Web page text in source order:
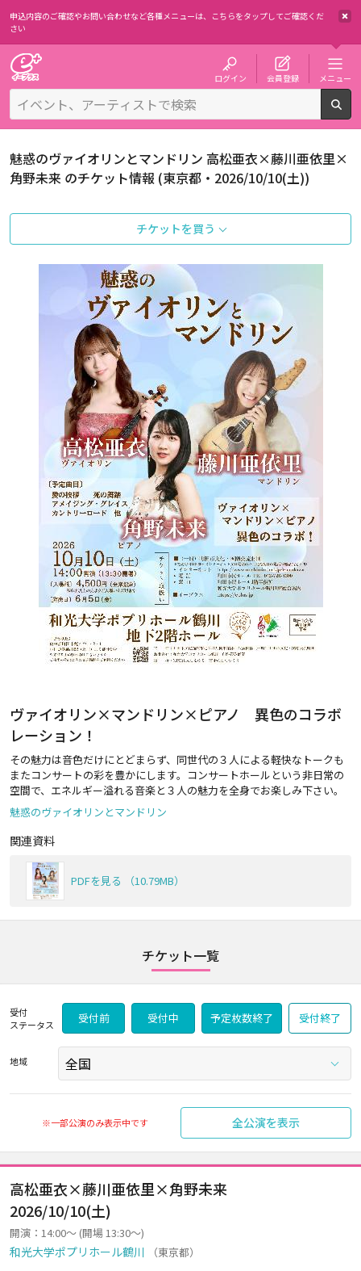
申込内容のご確認やお問い合わせなど各種メニューは、 こちらをタップしてご確認くだ
さい
ログイン 会員登録 メニュー
魅惑のヴァイオリンとマンドリン 高松亜衣×藤川亜依里×
角野未来 のチケット情報 (東京都・2026/10/10(土))
チケットを買う
ヴァイオリン×マンドリン×ピアノ 異色のコラボ
レーション！
その魅力は音色だけにとどまらず、同世代の３人による軽快なトークも
またコンサートの彩を豊かにします。コンサートホールという非日常の
空間で、エネルギー溢れる音楽と３人の魅力を全身でお楽しみ下さい。
魅惑のヴァイオリンとマンドリン
関連資料
PDFを見る （10.79MB）
チケット一覧
受付
ステータス
受付前 受付中 予定枚数終了 受付終了
地域
※一部公演のみ表示中です 全公演を表示
高松亜衣×藤川亜依里×角野未来
2026/10/10(土)
開演：14:00～ (開場 13:30～)
和光大学ポプリホール鶴川 （東京都）